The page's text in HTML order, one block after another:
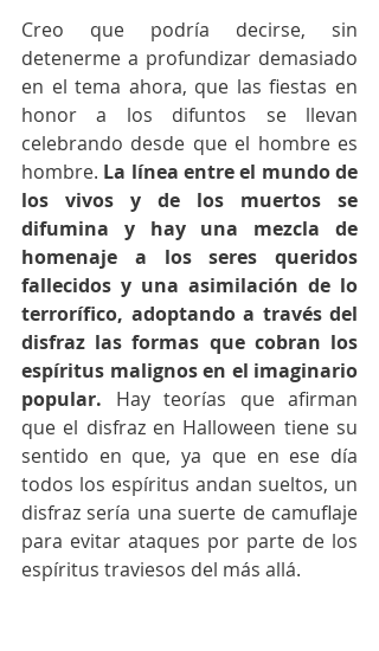
Creo que podría decirse, sin
detenerme a profundizar demasiado
en el tema ahora, que las fiestas en
honor a los difuntos se llevan
celebrando desde que el hombre es
hombre. La línea entre el mundo de
los vivos y de los muertos se
difumina y hay una mezcla de
homenaje a los seres queridos
fallecidos y una asimilación de lo
terrorífico, adoptando a través del
disfraz las formas que cobran los
espíritus malignos en el imaginario
popular. Hay teorías que afirman
que el disfraz en Halloween tiene su
sentido en que, ya que en ese día
todos los espíritus andan sueltos, un
disfraz sería una suerte de camuflaje
para evitar ataques por parte de los
espíritus traviesos del más allá.